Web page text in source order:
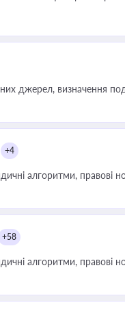
джерел, визначення
+4
алгоритми, правові
+58
алгоритми, правові